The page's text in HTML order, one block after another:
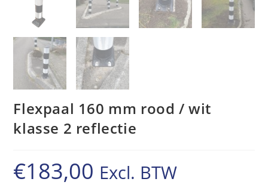
Flexpaal 160 mm rood / wit
klasse 2 reflectie
€183,00 Excl. BTW